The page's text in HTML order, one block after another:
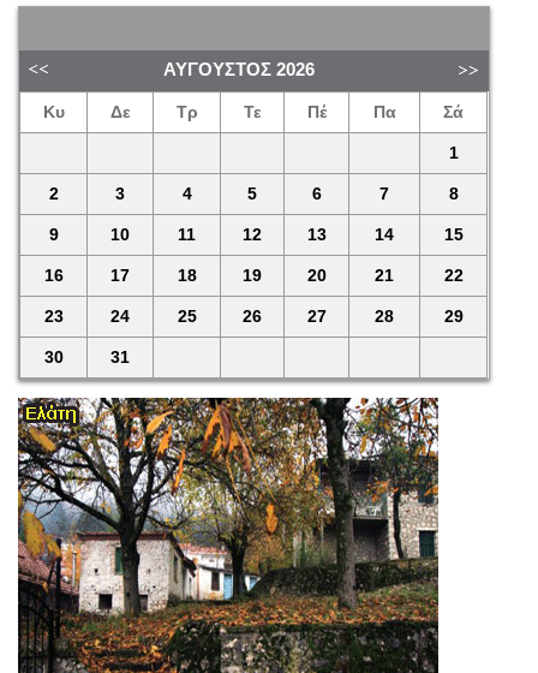
ΑΎΓΟΥΣΤΟΣ 2026
Κυ Δε Τρ Τε Πέ Πα Σά
1
2 3 4 5 6 7 8
9 10 11 12 13 14 15
16 17 18 19 20 21 22
23 24 25 26 27 28 29
30 31